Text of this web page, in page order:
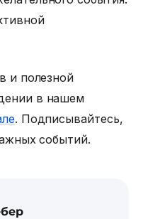
и полезной
в нашем
. Подписывайтесь,
событий.